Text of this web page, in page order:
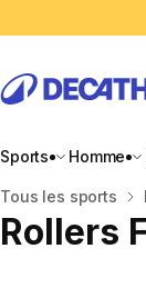
Sports Homme
Accueil
Tous les sports
Rollers